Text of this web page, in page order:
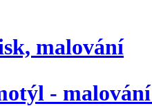
malování
-